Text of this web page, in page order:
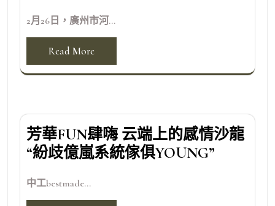
2月26日，廣州市河...
Read More
芳華FUN肆嗨 云端上的感情沙龍
“紛歧億嵐系統傢俱YOUNG”
中工bestmade...